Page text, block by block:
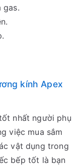
gas.
kính Apex
nhất người phụ
việc mua sắm
vật dụng trong
bếp tốt là bạn